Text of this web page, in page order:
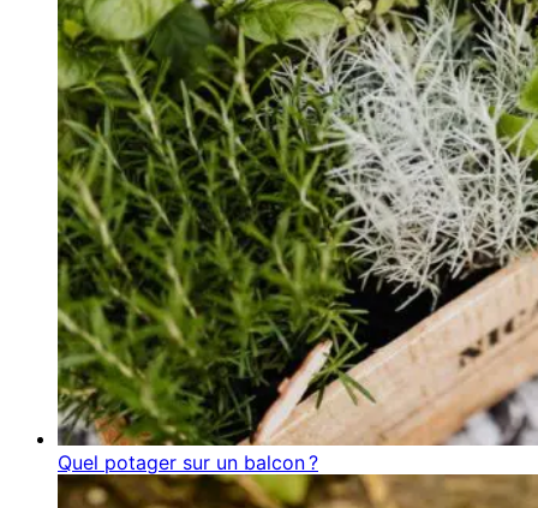
Quel potager sur un balcon ?